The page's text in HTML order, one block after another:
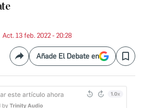
Act. 13 feb. 2022 - 20:28
CompartirAñade El Debate en Save